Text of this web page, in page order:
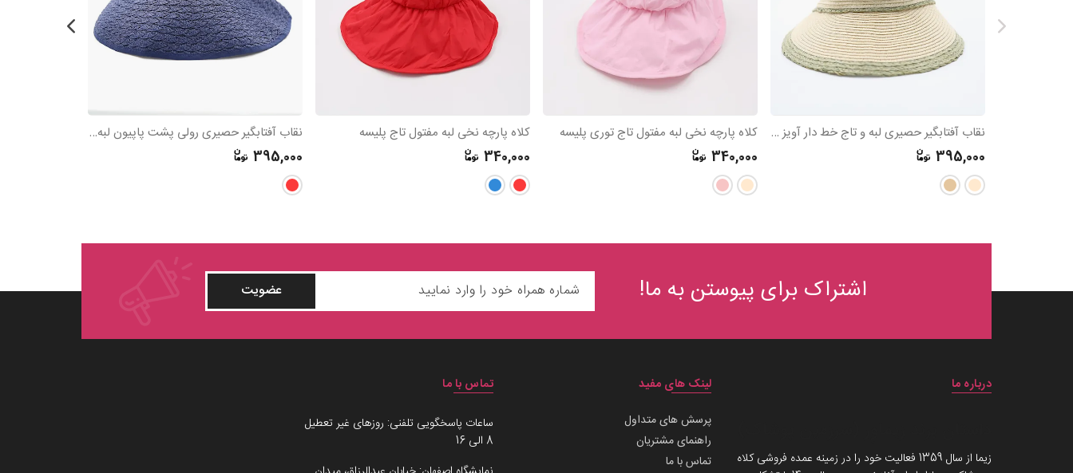
نقاب آفتابگیر حصیری لبه و تاج خط دار آویز فلزی
395,000
کلاه پارچه نخی لبه مفتول تاج توری پلیسه
340,000
کلاه پارچه نخی لبه مفتول تاج پلیسه
340,000
نقاب آفتابگیر حصیری رولی پشت پاپیون لبه فلس دار مارک فلزی BE
395,000
اشتراک برای پیوستن به ما! عضویت
درباره ما
زیما از سال 1359 فعالیت خود را در زمینه عمده فروشی کلاه
لینک های مفید
پرسش های متداول
راهنمای مشتریان
تماس با ما
تماس با ما
ساعات پاسخگویی تلفنی: روزهای غیر تعطیل
8 الی 16